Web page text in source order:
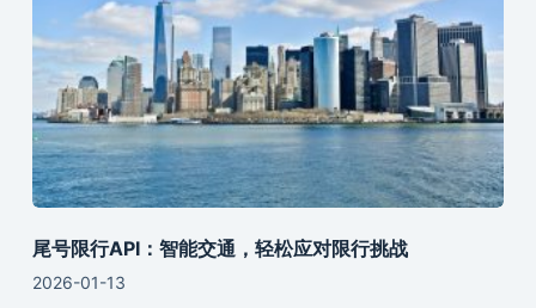
尾号限行API：智能交通，轻松应对限行挑战
2026-01-13